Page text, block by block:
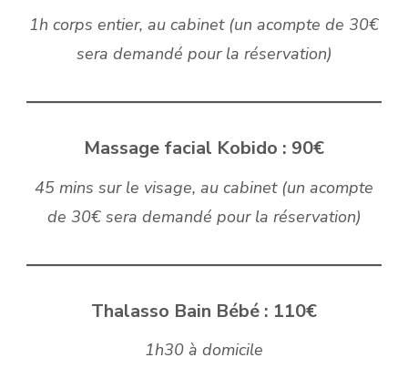
1h corps entier, au cabinet (un acompte de 30€
sera demandé pour la réservation)
Massage facial Kobido : 90€
45 mins sur le visage, au cabinet (un acompte
de 30€ sera demandé pour la réservation)
Thalasso Bain Bébé : 110€
1h30 à domicile